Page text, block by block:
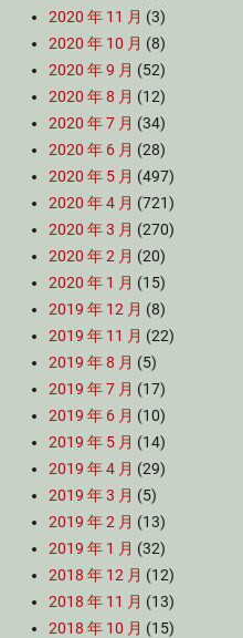
2020 年 11 月 (3)
2020 年 10 月 (8)
2020 年 9 月 (52)
2020 年 8 月 (12)
2020 年 7 月 (34)
2020 年 6 月 (28)
2020 年 5 月 (497)
2020 年 4 月 (721)
2020 年 3 月 (270)
2020 年 2 月 (20)
2020 年 1 月 (15)
2019 年 12 月 (8)
2019 年 11 月 (22)
2019 年 8 月 (5)
2019 年 7 月 (17)
2019 年 6 月 (10)
2019 年 5 月 (14)
2019 年 4 月 (29)
2019 年 3 月 (5)
2019 年 2 月 (13)
2019 年 1 月 (32)
2018 年 12 月 (12)
2018 年 11 月 (13)
2018 年 10 月 (15)